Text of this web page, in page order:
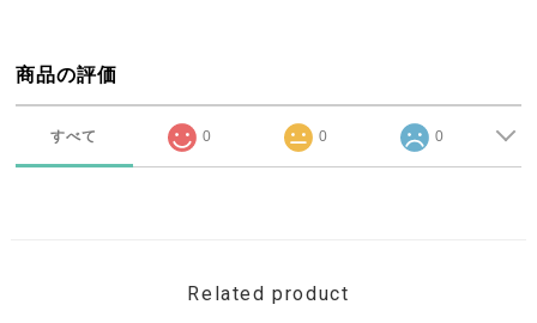
商品の評価
すべて 0 0 0
Related product